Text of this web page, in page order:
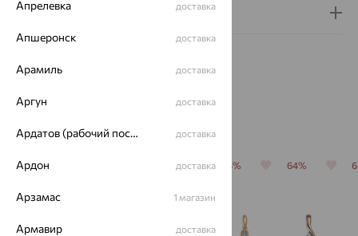
Гарантия и возврат
64% 64% 64%
Апрелевка доставка
Апшеронск доставка
Арамиль доставка
Аргун доставка
Ардатов (рабочий поселок) доставка
Ардон доставка
Арзамас 1 магазин
Армавир доставка